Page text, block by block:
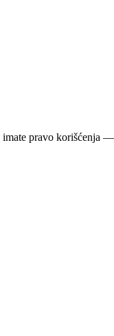
pravo korišćenja